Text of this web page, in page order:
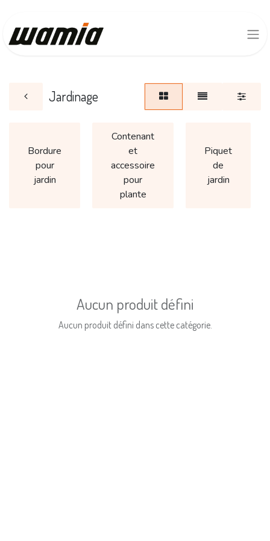
Jardinage
Bordure
pour
jardin
Contenant
et
accessoire
pour
plante
Piquet
de
jardin
Aucun produit défini
Aucun produit défini dans cette catégorie.